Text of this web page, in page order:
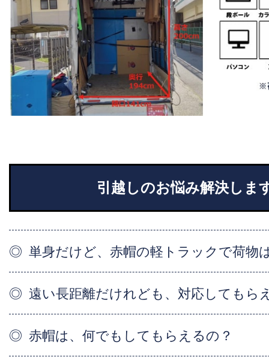
引越しのお悩み解決しま
単身だけど、赤帽の軽トラックで荷物
遠い長距離だけれども、対応してもら
赤帽は、何でもしてもらえるの？